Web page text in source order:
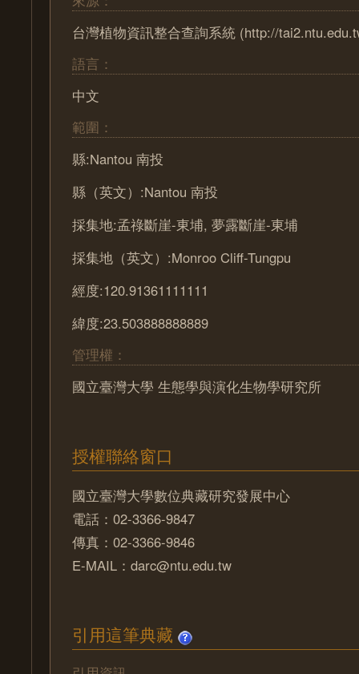
台灣植物資訊整合查詢系統 (http://
語言：
中文
範圍：
縣:Nantou 南投
縣（英文）:Nantou 南投
採集地:孟祿斷崖-東埔, 夢露斷崖-東埔
採集地（英文）:Monroo Cliff-Tungpu
經度:120.91361111111
緯度:23.503888888889
管理權：
國立臺灣大學 生態學與演化生物學研究所
授權聯絡窗口
國立臺灣大學數位典藏研究發展中心
電話：02-3366-9847
傳真：02-3366-9846
E-MAIL：darc@ntu.edu.tw
引用這筆典藏